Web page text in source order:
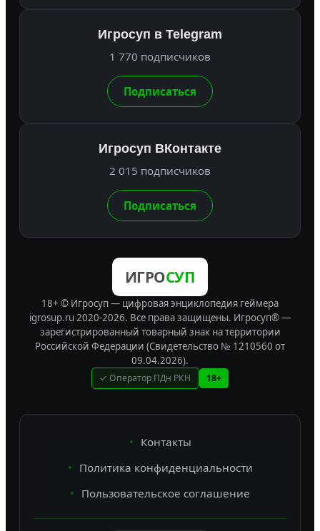
Игросуп в Telegram
1 770 подписчиков
Подписаться
Игросуп ВКонтакте
2 015 подписчиков
Подписаться
ИГРОСУП
18+ © Игросуп — цифровая энциклопедия геймера
igrosup.ru 2020-2026. Все права защищены. Игросуп® —
зарегистрированный товарный знак на территории
Российской Федерации (Свидетельство № 1210560 от
09.04.2026).
✓ Оператор ПДн РКН 18+
Контакты
Политика конфиденциальности
Пользовательское соглашение